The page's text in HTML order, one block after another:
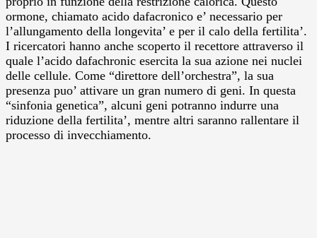
ormone, chiamato acido dafacronico e’ necessario per
l’allungamento della longevita’ e per il calo della fertilita’.
I ricercatori hanno anche scoperto il recettore attraverso il
quale l’acido dafachronic esercita la sua azione nei nuclei
delle cellule. Come “direttore dell’orchestra”, la sua
presenza puo’ attivare un gran numero di geni. In questa
“sinfonia genetica”, alcuni geni potranno indurre una
riduzione della fertilita’, mentre altri saranno rallentare il
processo di invecchiamento.